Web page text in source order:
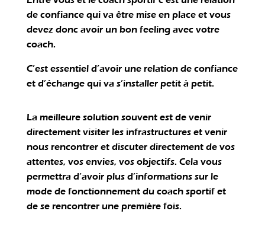
de confiance qui va être mise en place et vous
devez donc avoir un bon feeling avec votre
coach.
C’est essentiel d’avoir une relation de confiance
et d’échange qui va s’installer petit à petit.
La meilleure solution souvent est de venir
directement visiter les infrastructures et venir
nous rencontrer et discuter directement de vos
attentes, vos envies, vos objectifs. Cela vous
permettra d’avoir plus d’informations sur le
mode de fonctionnement du coach sportif et
de se rencontrer une première fois.